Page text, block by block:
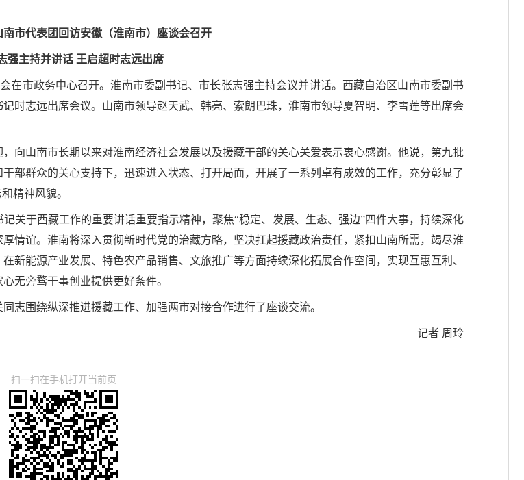
南市代表团回访安徽（淮南市）座谈会召开
强主持并讲话 王启超时志远出席
在市政务中心召开。淮南市委副书记、市长张志强主持会议并讲话。西藏自治区山南市委副书
时志远出席会议。山南市领导赵天武、韩亮、索朗巴珠，淮南市领导夏智明、李雪莲等出席会
向山南市长期以来对淮南经济社会发展以及援藏干部的关心关爱表示衷心感谢。他说，第九批
部群众的关心支持下，迅速进入状态、打开局面，开展了一系列卓有成效的工作，充分彰显了
精神风貌。
关于西藏工作的重要讲话重要指示精神，聚焦“稳定、发展、生态、强边”四件大事，持续深化
情谊。淮南将深入贯彻新时代党的治藏方略，坚决扛起援藏政治责任，紧扣山南所需，竭尽淮
新能源产业发展、特色农产品销售、文旅推广等方面持续深化拓展合作空间，实现互惠互利、
无旁骛干事创业提供更好条件。
志围绕纵深推进援藏工作、加强两市对接合作进行了座谈交流。
记者 周玲
扫一扫在手机打开当前页